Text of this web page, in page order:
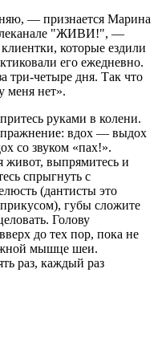
— признается Марина
"ЖИВИ!", —
которые ездили
его ежедневно.
три-четыре дня. Так что
меня нет».
руками в колени.
вдох — выдох
со звуком «пах!».
живот, выпрямитесь и
спрыгнуть с
(дантисты это
губы сложите
Голову
до тех пор, пока не
мышце шеи.
раз, каждый раз